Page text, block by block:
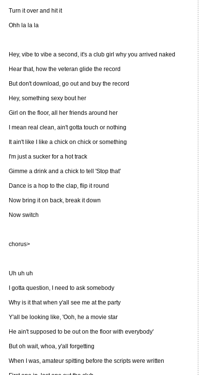
Turn it over and hit it
Ohh la la la
Hey, vibe to vibe a second, it's a club girl why you arrived naked
Hear that, how the veteran glide the record
But don't download, go out and buy the record
Hey, something sexy bout her
Girl on the floor, all her friends around her
I mean real clean, ain't gotta touch or nothing
It ain't like I like a chick on chick or something
I'm just a sucker for a hot track
Gimme a drink and a chick to tell 'Stop that'
Dance is a hop to the clap, flip it round
Now bring it on back, break it down
Now switch
chorus>
Uh uh uh
I gotta question, I need to ask somebody
Why is it that when y'all see me at the party
Y'all be looking like, 'Ooh, he a movie star
He ain't supposed to be out on the floor with everybody'
But oh wait, whoa, y'all forgetting
When I was, amateur spitting before the scripts were written